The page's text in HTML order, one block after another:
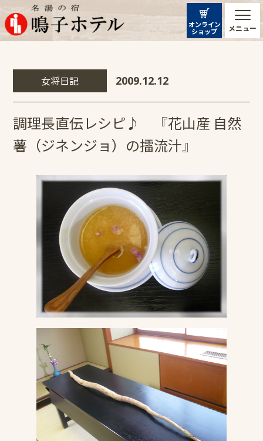
メニュー
オンライン
ショップ
女将日記 2009.12.12
調理長直伝レシピ♪ 『花山産 自然
薯（ジネンジョ）の擂流汁』